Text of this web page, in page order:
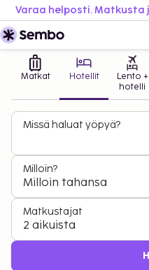
Matkat Hotellit
Lento +
hotelli
Missä haluat yöpyä?
Milloin?
Milloin tahansa
Matkustajat
2 aikuista